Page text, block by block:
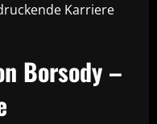
Karriere
Borsody –